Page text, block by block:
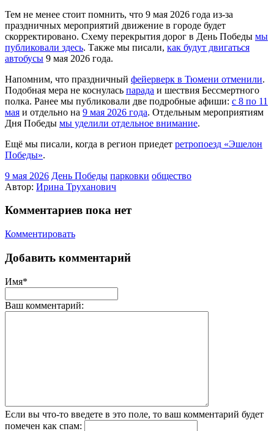
Тем не менее стоит помнить, что 9 мая 2026 года из-за
праздничных мероприятий движение в городе будет
скорректировано. Схему перекрытия дорог в День Победы мы
публиковали здесь. Также мы писали, как будут двигаться
автобусы 9 мая 2026 года.
Напомним, что праздничный фейерверк в Тюмени отменили.
Подобная мера не коснулась парада и шествия Бессмертного
полка. Ранее мы публиковали две подробные афиши: с 8 по 11
мая и отдельно на 9 мая 2026 года. Отдельным мероприятиям
Дня Победы мы уделили отдельное внимание.
Ещё мы писали, когда в регион приедет ретропоезд «Эшелон
Победы».
9 мая 2026 День Победы парковки общество
Автор: Ирина Труханович
Комментариев пока нет
Комментировать
Добавить комментарий
Имя*
Ваш комментарий:
Если вы что-то введете в это поле, то ваш комментарий будет
помечен как спам: